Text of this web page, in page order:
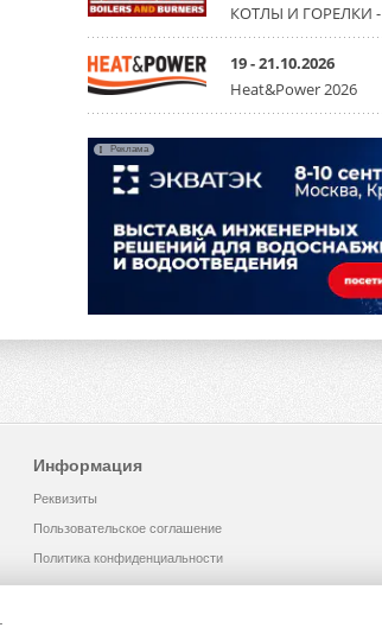
КОТЛЫ И ГОРЕЛКИ -
19 - 21.10.2026
Heat&Power 2026
Реклама
Информация
Реквизиты
Пользовательское соглашение
Политика конфиденциальности